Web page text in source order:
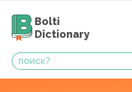
Bolti
Dictionary